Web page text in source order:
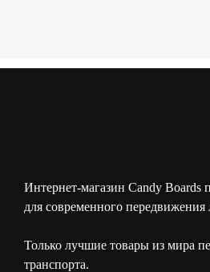
Интернет-магазин Candy Boards
для современного передвижения
Только лучшие товары из мира
транспорта.